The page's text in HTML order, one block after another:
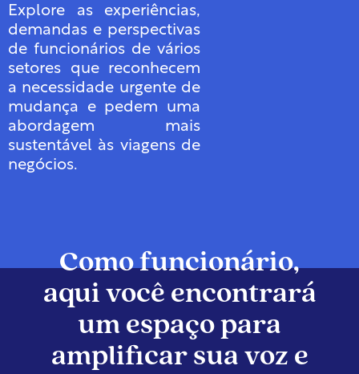
Explore as experiências,
demandas e perspectivas
de funcionários de vários
setores que reconhecem
a necessidade urgente de
mudança e pedem uma
abordagem mais
sustentável às viagens de
negócios.
Como funcionário,
aqui você encontrará
um espaço para
amplificar sua voz e